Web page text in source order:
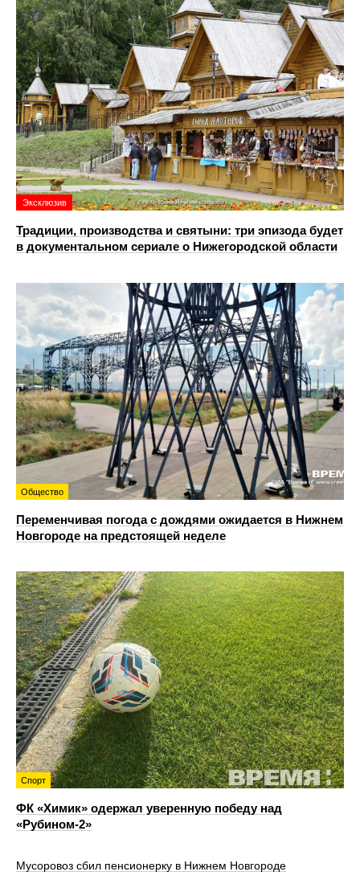
Эксклюзив
Традиции, производства и святыни: три эпизода будет
в документальном сериале о Нижегородской области
Общество
Переменчивая погода с дождями ожидается в Нижнем
Новгороде на предстоящей неделе
Спорт
ФК «Химик» одержал уверенную победу над
«Рубином‑2»
Мусоровоз сбил пенсионерку в Нижнем Новгороде